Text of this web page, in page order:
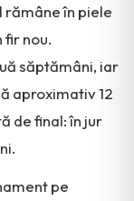
rămâne în piele
fir nou.
săptămâni, iar
aproximativ 12
de final: în jur
pe